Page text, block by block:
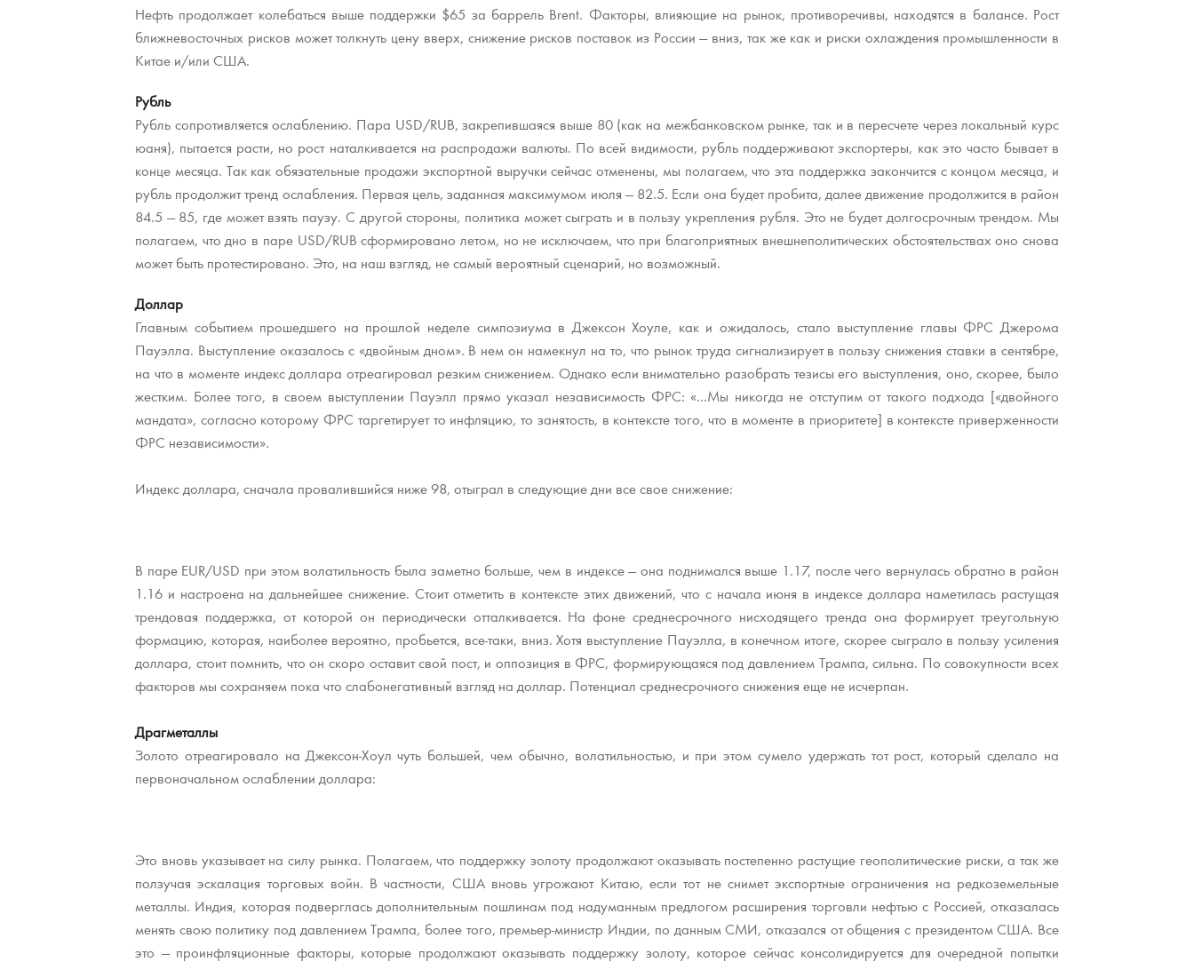
Золотой червонец Сеятель
Аксессуары
Гарри Поттер
Год Лошади
Жетоны "Необыкновенные обитатели глубин"
Ювелирные изделия
Русская нумизматика
Золотая карманная галерея
Наборы подарочных и коллекционных монет
Выкуп монет
Памятка для работы с монетами из драгметаллов
Условия возврата
Монеты
Политика использования Cookies
Положение по обработке и защите персональных данных
Распродажа монет и жетонов
Итоги 2025 года. Прогноз курсов золота, серебра, платины на 2026 год
Cтатьи
Курс золота и серебра
Скупка слитков
Контакты
Наши преимущества
Письмо директору
Пресс-служба
Нефть продолжает колебаться выше поддержки $65 за баррель Brent. Факторы, влияющие на рынок, противоречивы, находятся в балансе. Рост
ближневосточных рисков может толкнуть цену вверх, снижение рисков поставок из России — вниз, так же как и риски охлаждения промышленности в
Китае и/или США.
Рубль
Рубль сопротивляется ослаблению. Пара USD/RUB, закрепившаяся выше 80 (как на межбанковском рынке, так и в пересчете через локальный курс
юаня), пытается расти, но рост наталкивается на распродажи валюты. По всей видимости, рубль поддерживают экспортеры, как это часто бывает в
конце месяца. Так как обязательные продажи экспортной выручки сейчас отменены, мы полагаем, что эта поддержка закончится с концом месяца, и
рубль продолжит тренд ослабления. Первая цель, заданная максимумом июля — 82.5. Если она будет пробита, далее движение продолжится в район
84.5 — 85, где может взять паузу. С другой стороны, политика может сыграть и в пользу укрепления рубля. Это не будет долгосрочным трендом. Мы
полагаем, что дно в паре USD/RUB сформировано летом, но не исключаем, что при благоприятных внешнеполитических обстоятельствах оно снова
может быть протестировано. Это, на наш взгляд, не самый вероятный сценарий, но возможный.
Доллар
Главным событием прошедшего на прошлой неделе симпозиума в Джексон Хоуле, как и ожидалось, стало выступление главы ФРС Джерома
Пауэлла. Выступление оказалось с «двойным дном». В нем он намекнул на то, что рынок труда сигнализирует в пользу снижения ставки в сентябре,
на что в моменте индекс доллара отреагировал резким снижением. Однако если внимательно разобрать тезисы его выступления, оно, скорее, было
жестким. Более того, в своем выступлении Пауэлл прямо указал независимость ФРС: «...Мы никогда не отступим от такого подхода [«двойного
мандата», согласно которому ФРС таргетирует то инфляцию, то занятость, в контексте того, что в моменте в приоритете] в контексте приверженности
ФРС независимости».
Индекс доллара, сначала провалившийся ниже 98, отыграл в следующие дни все свое снижение:
В паре EUR/USD при этом волатильность была заметно больше, чем в индексе — она поднимался выше 1.17, после чего вернулась обратно в район
1.16 и настроена на дальнейшее снижение. Стоит отметить в контексте этих движений, что с начала июня в индексе доллара наметилась растущая
трендовая поддержка, от которой он периодически отталкивается. На фоне среднесрочного нисходящего тренда она формирует треугольную
формацию, которая, наиболее вероятно, пробьется, все-таки, вниз. Хотя выступление Пауэлла, в конечном итоге, скорее сыграло в пользу усиления
доллара, стоит помнить, что он скоро оставит свой пост, и оппозиция в ФРС, формирующаяся под давлением Трампа, сильна. По совокупности всех
факторов мы сохраняем пока что слабонегативный взгляд на доллар. Потенциал среднесрочного снижения еще не исчерпан.
Драгметаллы
Золото отреагировало на Джексон-Хоул чуть большей, чем обычно, волатильностью, и при этом сумело удержать тот рост, который сделало на
первоначальном ослаблении доллара:
Это вновь указывает на силу рынка. Полагаем, что поддержку золоту продолжают оказывать постепенно растущие геополитические риски, а так же
ползучая эскалация торговых войн. В частности, США вновь угрожают Китаю, если тот не снимет экспортные ограничения на редкоземельные
металлы. Индия, которая подверглась дополнительным пошлинам под надуманным предлогом расширения торговли нефтью с Россией, отказалась
менять свою политику под давлением Трампа, более того, премьер-министр Индии, по данным СМИ, отказался от общения с президентом США. Все
это — проинфляционные факторы, которые продолжают оказывать поддержку золоту, которое сейчас консолидируется для очередной попытки